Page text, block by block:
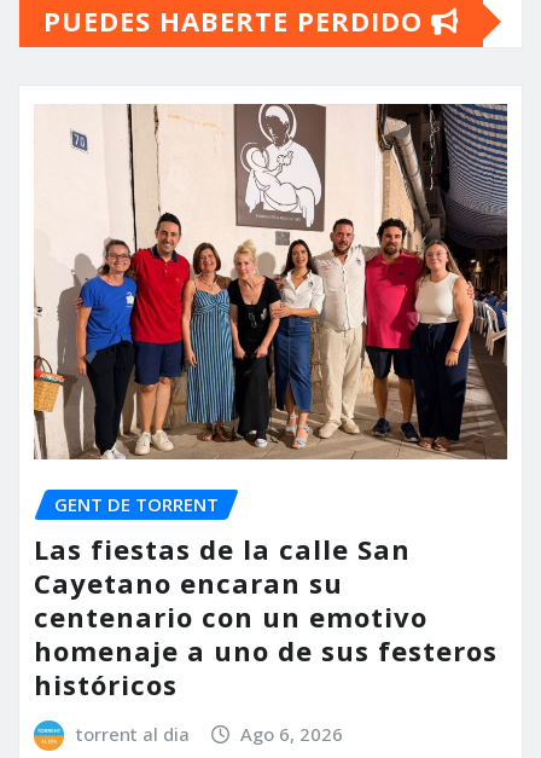
PUEDES HABERTE PERDIDO
GENT DE TORRENT
Las fiestas de la calle San
Cayetano encaran su
centenario con un emotivo
homenaje a uno de sus festeros
históricos
torrent al dia Ago 6, 2026